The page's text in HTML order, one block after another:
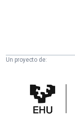
Un proyecto de:
Cultura
Científica